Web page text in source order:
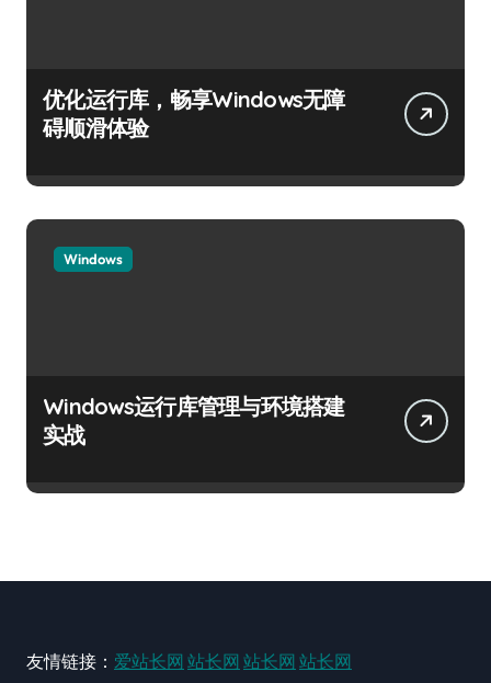
优化运行库，畅享Windows无障
碍顺滑体验
Windows
Windows运行库管理与环境搭建
实战
友情链接： 爱站长网 站长网 站长网 站长网